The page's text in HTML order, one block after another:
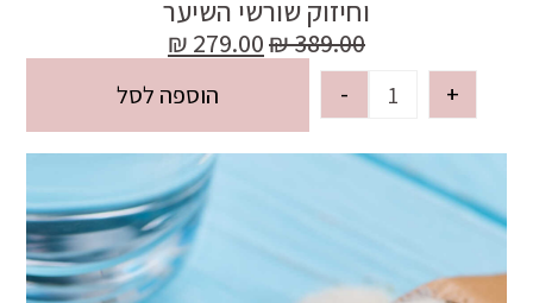
וחיזוק שורשי השיער
389.00
₪
279.00
₪
- + הוספה לסל